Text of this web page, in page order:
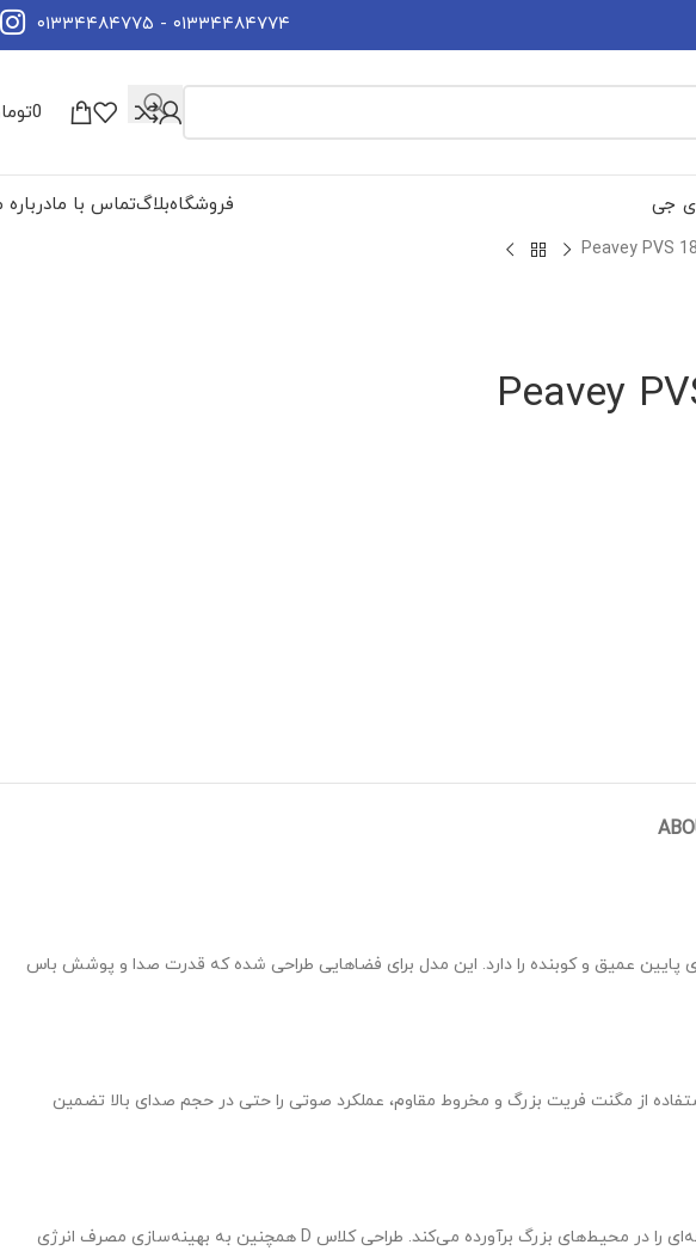
۰۱۳۳۴۴۸۴۷۷۴ - ۰۱۳۳۴۴۸۴۷۷۵
0
جی فروشگاهبلاگتماس با مادرباره
توانایی تولید فرکانس‌های پایین عمیق و کوبنده را دارد. این مدل برای فضاهایی طراحی شده که قدرت صدا و پوشش باس
می‌کند. استفاده از مگنت فریت بزرگ و مخروط مقاوم، عملکرد صوتی را حتی در حجم صدای بالا تضمین
Peavey PVS 18 SUB از یک آمپلی‌فایر Class D بهره می‌برد که توان پیک ۱۰۰۰ وات دارد. این توان خروجی بالا، نیازهای کاربران حرفه‌ای را در محیط‌های بزرگ برآورده می‌کند. طراحی کلاس D همچنین به بهینه‌سازی مصرف انرژی